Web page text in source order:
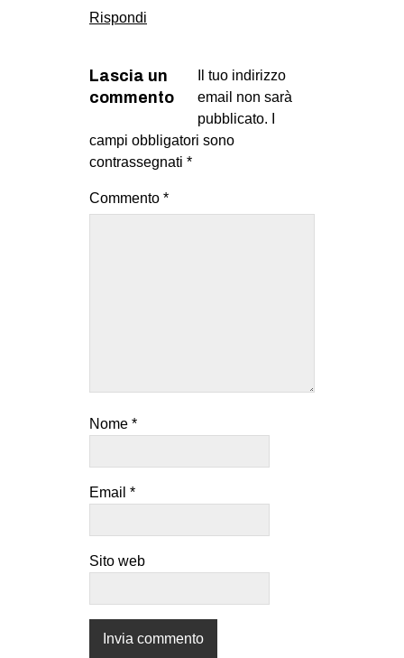
Rispondi
Lascia un
commento
Il tuo indirizzo
email non sarà
pubblicato.
campi obbligatori sono
contrassegnati *
Commento *
Nome *
Email *
Sito web